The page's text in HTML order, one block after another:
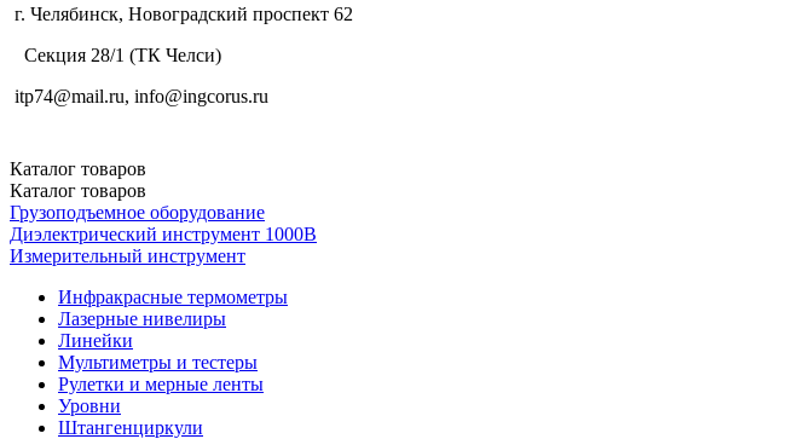
г. Челябинск, Новоградский проспект 62
Секция 28/1 (ТК Челси)
itp74@mail.ru, info@ingcorus.ru
Каталог товаров
Каталог товаров
Грузоподъемное оборудование
Диэлектрический инструмент 1000В
Измерительный инструмент
Инфракрасные термометры
Лазерные нивелиры
Линейки
Мультиметры и тестеры
Рулетки и мерные ленты
Уровни
Штангенциркули